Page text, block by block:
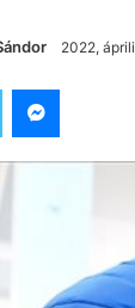
2022,